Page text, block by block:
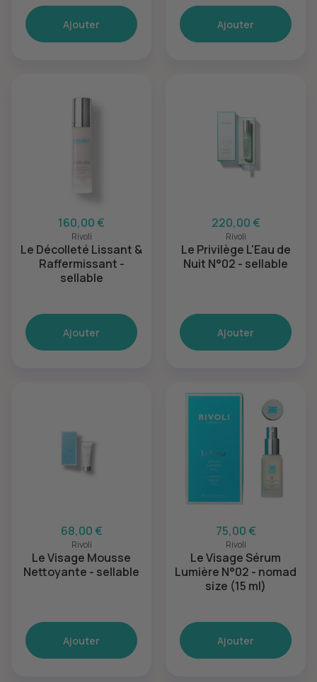
Ajouter Ajouter
160,00 €
Rivoli
Le Décolleté Lissant &
Raffermissant -
sellable
Ajouter
220,00 €
Rivoli
Le Privilège L'Eau de
Nuit N°02 - sellable
Ajouter
68,00 €
Rivoli
Le Visage Mousse
Nettoyante - sellable
Ajouter
75,00 €
Rivoli
Le Visage Sérum
Lumière N°02 - nomad
size (15 ml)
Ajouter